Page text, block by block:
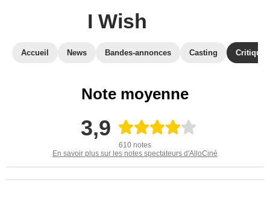
I Wish
Accueil News Bandes-annonces Casting
Note moyenne
3,9
610 notes
En savoir plus sur les notes spectateurs d'AlloCiné